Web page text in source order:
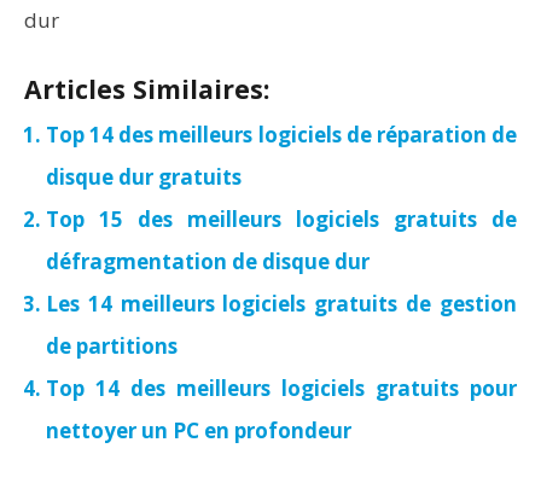
dur
Articles Similaires:
Top 14 des meilleurs logiciels de réparation de
disque dur gratuits
Top 15 des meilleurs logiciels gratuits de
défragmentation de disque dur
Les 14 meilleurs logiciels gratuits de gestion
de partitions
Top 14 des meilleurs logiciels gratuits pour
nettoyer un PC en profondeur